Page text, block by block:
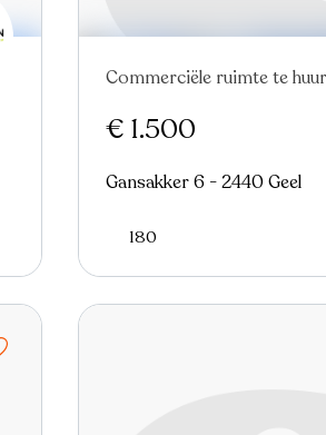
Nieuw
Commerciële ruimte te huur
€ 1.500
Gansakker 6 - 2440 Geel
180